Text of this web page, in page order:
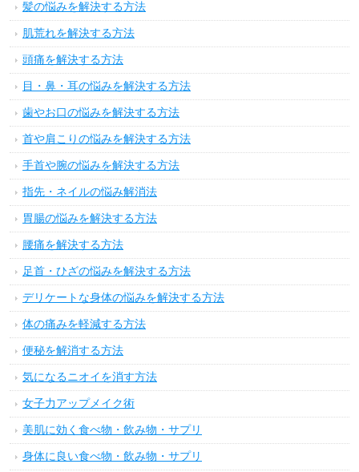
髪の悩みを解決する方法
肌荒れを解決する方法
頭痛を解決する方法
目・鼻・耳の悩みを解決する方法
歯やお口の悩みを解決する方法
首や肩こりの悩みを解決する方法
手首や腕の悩みを解決する方法
指先・ネイルの悩み解消法
胃腸の悩みを解決する方法
腰痛を解決する方法
足首・ひざの悩みを解決する方法
デリケートな身体の悩みを解決する方法
体の痛みを軽減する方法
便秘を解消する方法
気になるニオイを消す方法
女子力アップメイク術
美肌に効く食べ物・飲み物・サプリ
身体に良い食べ物・飲み物・サプリ